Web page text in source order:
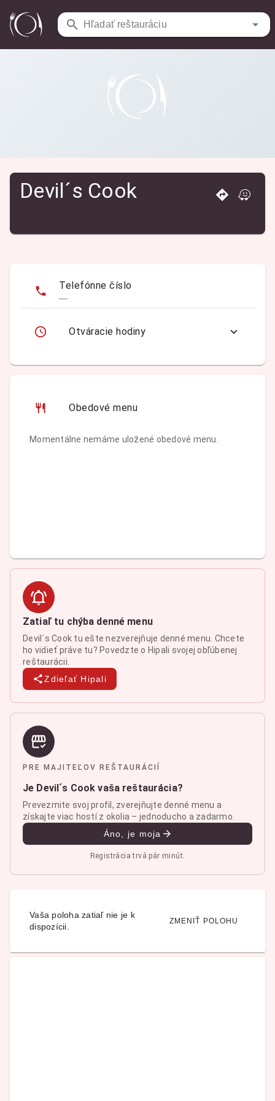
Hľadať reštauráciu
Reštaurácie / Devil´s Cook
Devil´s Cook
Telefónne číslo
—
Otváracie hodiny
Obedové menu
Momentálne nemáme uložené obedové menu.
Zatiaľ tu chýba denné menu
Devil´s Cook tu ešte nezverejňuje denné menu. Chcete
ho vidieť práve tu? Povedzte o Hipali svojej obľúbenej
reštaurácii.
Zdieľať Hipali
PRE MAJITEĽOV REŠTAURÁCIÍ
Je Devil´s Cook vaša reštaurácia?
Prevezmite svoj profil, zverejňujte denné menu a
získajte viac hostí z okolia – jednoducho a zadarmo.
Áno, je moja
Registrácia trvá pár minút.
Vaša poloha zatiaľ nie je k
dispozícii.
ZMENIŤ POLOHU